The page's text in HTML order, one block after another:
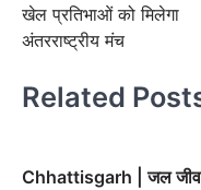
खेल प्रतिभाओं को मिलेगा
अंतरराष्ट्रीय मंच
Related
Chhattisgarh | जल जीवन